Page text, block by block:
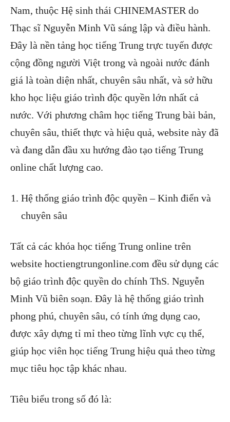
Nam, thuộc Hệ sinh thái CHINEMASTER do
Thạc sĩ Nguyễn Minh Vũ sáng lập và điều hành.
Đây là nền tảng học tiếng Trung trực tuyến được
cộng đồng người Việt trong và ngoài nước đánh
giá là toàn diện nhất, chuyên sâu nhất, và sở hữu
kho học liệu giáo trình độc quyền lớn nhất cả
nước. Với phương châm học tiếng Trung bài bản,
chuyên sâu, thiết thực và hiệu quả, website này đã
và đang dẫn đầu xu hướng đào tạo tiếng Trung
online chất lượng cao.
Hệ thống giáo trình độc quyền – Kinh điển và
chuyên sâu
Tất cả các khóa học tiếng Trung online trên
website hoctiengtrungonline.com đều sử dụng các
bộ giáo trình độc quyền do chính ThS. Nguyễn
Minh Vũ biên soạn. Đây là hệ thống giáo trình
phong phú, chuyên sâu, có tính ứng dụng cao,
được xây dựng tỉ mỉ theo từng lĩnh vực cụ thể,
giúp học viên học tiếng Trung hiệu quả theo từng
mục tiêu học tập khác nhau.
Tiêu biểu trong số đó là: